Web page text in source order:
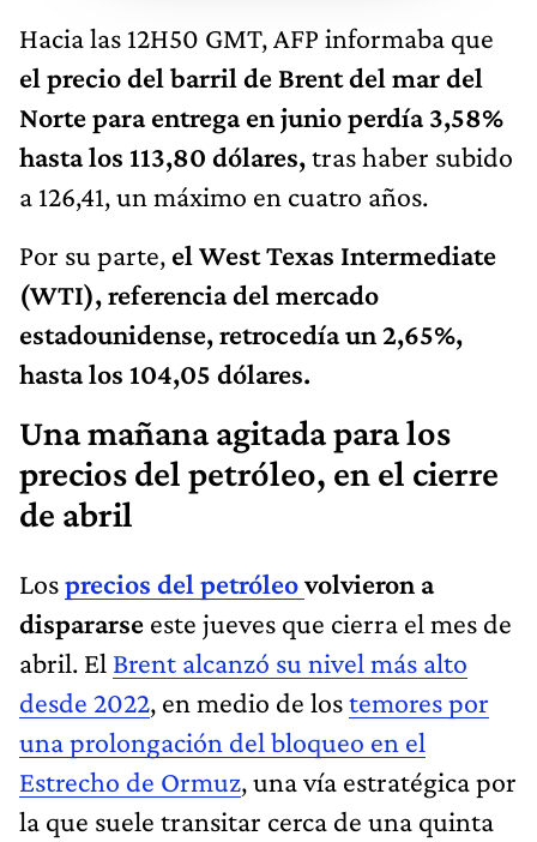
Hacia las 12H50 GMT, AFP informaba que
el precio del barril de Brent del mar del
Norte para entrega en junio perdía 3,58%
hasta los 113,80 dólares,tras haber subido
a 126,41, un máximo en cuatro años.
Por su parte, el West Texas Intermediate
(WTI), referencia del mercado
estadounidense, retrocedía un 2,65%,
hasta los 104,05 dólares.
Una mañana agitada para los
precios del petróleo, en el cierre
de abril
Losprecios del petróleovolvieron a
dispararse este jueves que cierra el mes de
abril. El Brent alcanzó su nivel más alto
desde 2022, en medio de lostemores por
una prolongación del bloqueo en el
Estrecho de Ormuz, una vía estratégica por
la que suele transitar cerca de una quinta